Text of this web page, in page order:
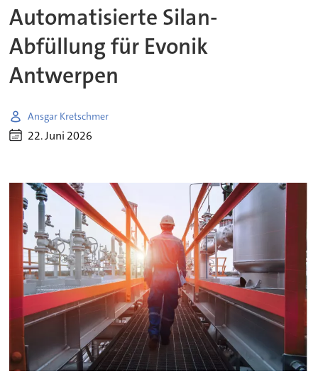
Automatisierte Silan-
Abfüllung für Evonik
Antwerpen
Ansgar Kretschmer
22. Juni 2026